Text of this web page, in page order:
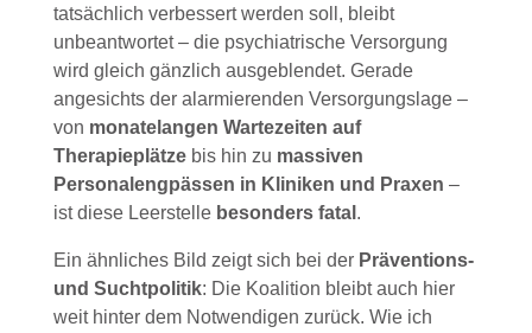
tatsächlich verbessert werden soll, bleibt
unbeantwortet – die psychiatrische Versorgung
wird gleich gänzlich ausgeblendet. Gerade
angesichts der alarmierenden Versorgungslage –
von monatelangen Wartezeiten auf
Therapieplätzebis hin zu massiven
Personalengpässen in Kliniken und Praxen –
ist diese Leerstelle besonders fatal .
Ein ähnliches Bild zeigt sich bei der Präventions-
und Suchtpolitik: Die Koalition bleibt auch hier
weit hinter dem Notwendigen zurück. Wie ich